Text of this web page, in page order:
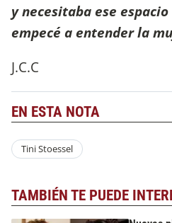
y necesitaba ese
empecé a entender la
J.C.C
EN ESTA NOTA
Tini Stoessel
TAMBIÉN TE PUEDE